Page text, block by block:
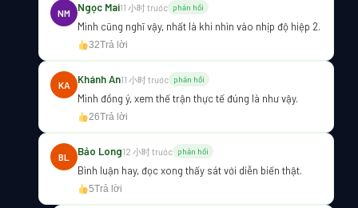
NM Ngọc Mai11 小时 trước phản hồi
Mình cũng nghĩ vậy, nhất là khi nhìn vào nhịp độ hiệp 2.
32Trả lời
KA Khánh An11 小时 trước phản hồi
Mình đồng ý, xem thế trận thực tế đúng là như vậy.
26Trả lời
BL Bảo Long12 小时 trước phản hồi
Bình luận hay, đọc xong thấy sát với diễn biến thật.
5Trả lời